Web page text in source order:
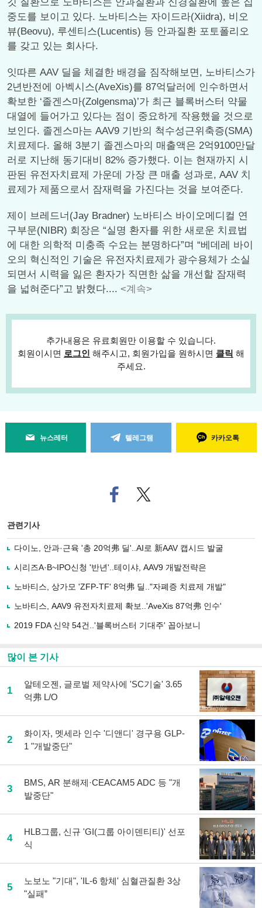
중도를 보이고 있다. 노바티스는 자이드라(Xiidra), 비오
뷰(Beovu), 루센티스(Lucentis) 등 안과질환 포토폴리오
를 갖고 있는 회사다.
잇따른 AAV 딜을 체결한 배경을 짐작해보면, 노바티스가
2년반전에 아벡시스(AveXis)를 87억달러에 인수하면서
확보한 ‘졸겐스마(Zolgensma)’가 최근 블록버스터 약물
대열에 들어가고 있다는 점이 중요하게 작용했을 것으로
보인다. 졸겐스마는 AAV9 기반의 척수성근위축증(SMA)
치료제다. 올해 3분기 졸겐스마의 매출액은 2억9100만달
러로 지난해 동기대비 82% 증가했다. 이는 현재까지 시
판된 유전자치료제 가운데 가장 큰 매출 성과로, AAV 치
료제가 제품으로서 잠재력을 가진다는 것을 보여준다.
제이 브레드너(Jay Bradner) 노바티스 바이오메디컬 연
구부문(NIBR) 회장은 “실명 환자를 위한 새로운 치료법
에 대한 의학적 미충족 수요는 분명하다”며 “베데레 바이
오의 혁신적인 기술은 유전자치료제가 광수용체가 소실
되면서 시력을 잃은 환자가 직면한 삶을 개선할 잠재력
을 넓혀준다”고 밝혔다.... <계속>
추가내용은 유료회원만 이용할 수 있습니다.
회원이시면 로그인 해주시고, 회원가입을 원하시면 클릭 해
주세요.
뉴스레터 텔레그램 카카오톡
페
이
로
기
사
유
기
트위
터로
관련기사
다이노, 안과·근육 '총 20억弗 딜'..AI로 新AAV 캡시드 발굴
시리즈A·B~IPO신청 '반년'..테이샤, AAV9 개발전략은
노바티스, 상가모 'ZFP-TF' 8억弗 딜.."자폐증 치료제 개발"
노바티스, AAV9 유전자치료제 확보..'AveXis 87억弗 인수'
2019 FDA 신약 54건..'블록버스터 기대주' 꼽아보니
많이 본 기사
1
알테오젠, 글로벌 제약사에 'SC기술' 3.65
억弗 L/O
2
화이자, 멧세라 인수 '디앤디' 경구용 GLP-
1 "개발중단"
3
BMS, AR 분해제·CEACAM5 ADC 등 "개
발중단"
4
HLB그룹, 신규 'GI(그룹 아이덴티티)' 선포
식
5
노보노 "기대", 'IL-6 항체' 심혈관질환 3상
"실패”